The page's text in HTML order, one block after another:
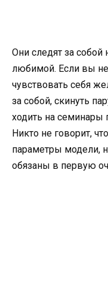
Они следят за собой
любимой. Если вы не
чувствовать себя
за собой, скинуть
ходить на семинары
Никто не говорит,
параметры модели,
обязаны в первую